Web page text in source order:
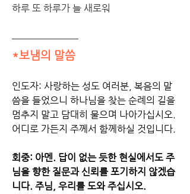
하루 또 하루가 늘 새로워
*보냄의 말씀
인도자: 사랑하는 성도 여러분, 복음의 말
씀을 들었으니 하나님을 찾는 순례의 길을
멈추지 말고 담대히 물으며 나아가십시오.
어디로 가든지 주께서 함께하실 것입니다.
회중: 아멘. 답이 없는 듯한 현실에서도 주
님을 향한 질문과 신뢰를 포기하지 않겠습
니다. 주님, 우리를 도와 주십시오.